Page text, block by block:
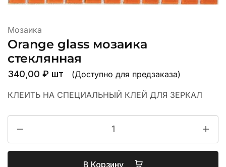
Мозаика
Orange glass мозаика
стеклянная
340,00 ₽ шт (Доступно для предзаказа)
КЛЕИТЬ НА СПЕЦИАЛЬНЫЙ КЛЕЙ ДЛЯ ЗЕРКАЛ
В Корзину